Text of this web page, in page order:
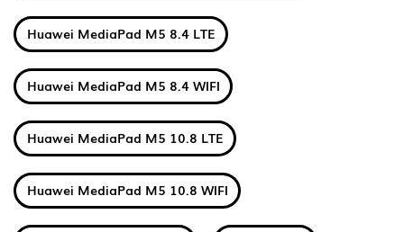
Huawei MediaPad M5 8.4 LTE
Huawei MediaPad M5 8.4 WIFI
Huawei MediaPad M5 10.8 LTE
Huawei MediaPad M5 10.8 WIFI